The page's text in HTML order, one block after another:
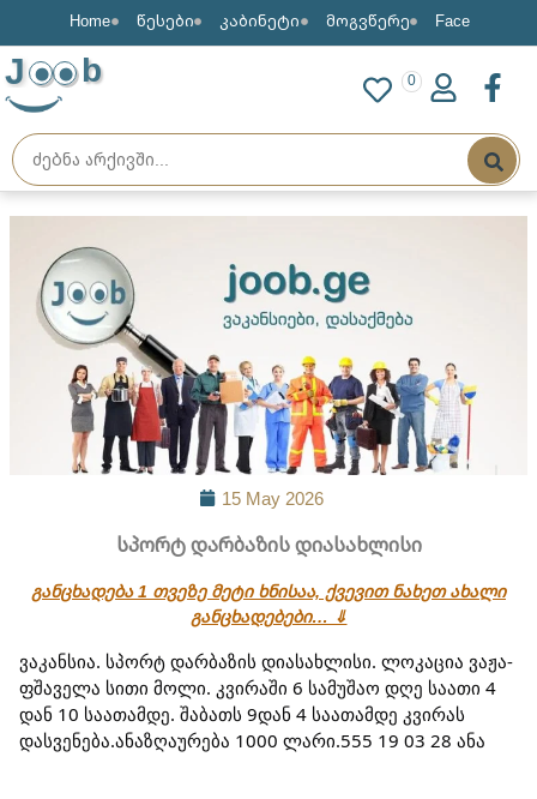
Home წესები კაბინეტი მოგვწერე Face
J b 0
15 May 2026
სპორტ დარბაზის დიასახლისი
განცხადება 1 თვეზე მეტი ხნისაა, ქვევით ნახეთ ახალი
განცხადებები… ⇓
ვაკანსია. სპორტ დარბაზის დიასახლისი. ლოკაცია ვაჟა-
ფშაველა სითი მოლი. კვირაში 6 სამუშაო დღე საათი 4
დან 10 საათამდე. შაბათს 9დან 4 საათამდე კვირას
დასვენება.ანაზღაურება 1000 ლარი.555 19 03 28 ანა